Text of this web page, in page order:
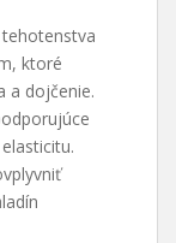
tehotenstva
ktoré
a dojčenie.